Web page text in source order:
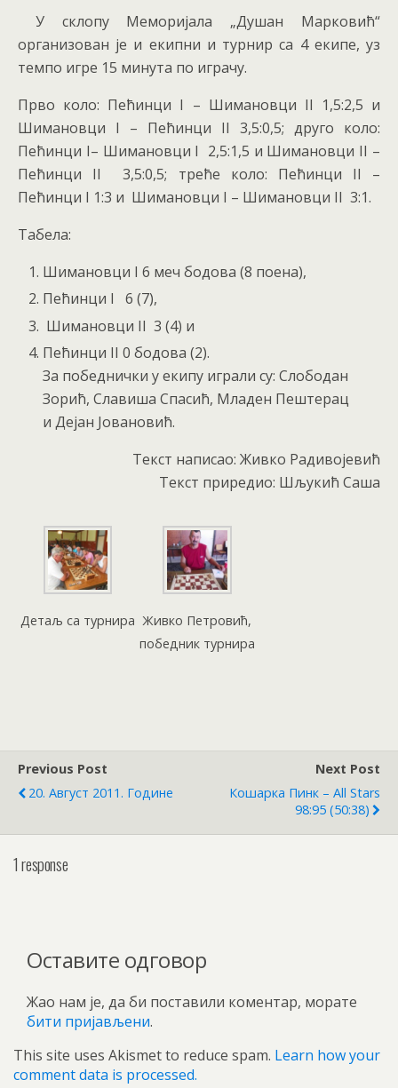
У склопу Меморијала „Душан Марковић“
организован је и екипни и турнир са 4 екипе, уз
темпо игре 15 минута по играчу.
Прво коло: Пећинци I – Шимановци II 1,5:2,5 и
Шимановци I – Пећинци II 3,5:0,5; друго коло:
Пећинци I– Шимановци I 2,5:1,5 и Шимановци II –
Пећинци II 3,5:0,5; треће коло: Пећинци II –
Пећинци I 1:3 и Шимановци I – Шимановци II 3:1.
Табела:
Шимановци I 6 меч бодова (8 поена),
Пећинци I 6 (7),
Шимановци II 3 (4) и
Пећинци II 0 бодова (2).
За победнички у екипу играли су: Слободан
Зорић, Славиша Спасић, Младен Пештерац
и Дејан Јовановић.
Текст написао: Живко Радивојевић
Текст приредио: Шљукић Саша
Детаљ са турнира Живко Петровић,
победник турнира
Previous Post
20. Август 2011. Године
Next Post
Кошарка Пинк – All Stars
98:95 (50:38)
1 response
Оставите одговор
Жао нам је, да би поставили коментар, морате
бити пријављени.
This site uses Akismet to reduce spam. Learn how your
comment data is processed.